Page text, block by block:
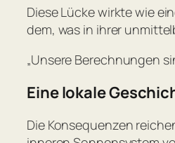
Diese Lücke wirkte wie
dem, was in ihrer
„Unsere Berechnungen
Eine lokale
Die Konsequenzen